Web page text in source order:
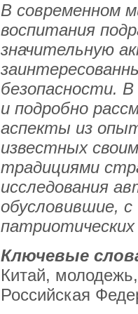
В современном
воспитания
значительную
безопасности.
и подробно
аспекты из
известных
традициями
исследования
обусловившие,
Ключевые
Китай,
Российская